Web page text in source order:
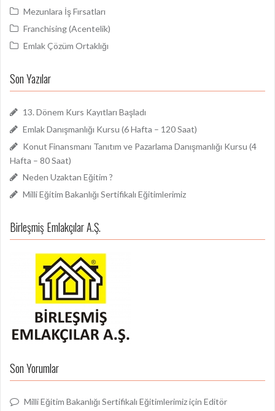
Mezunlara İş Fırsatları
Franchising (Acentelik)
Emlak Çözüm Ortaklığı
Son Yazılar
13. Dönem Kurs Kayıtları Başladı
Emlak Danışmanlığı Kursu (6 Hafta – 120 Saat)
Konut Finansmanı Tanıtım ve Pazarlama Danışmanlığı Kursu (4
Hafta – 80 Saat)
Neden Uzaktan Eğitim ?
Milli Eğitim Bakanlığı Sertifikalı Eğitimlerimiz
Birleşmiş Emlakçılar A.Ş.
Son Yorumlar
Milli Eğitim Bakanlığı Sertifikalı Eğitimlerimiziçin Editör